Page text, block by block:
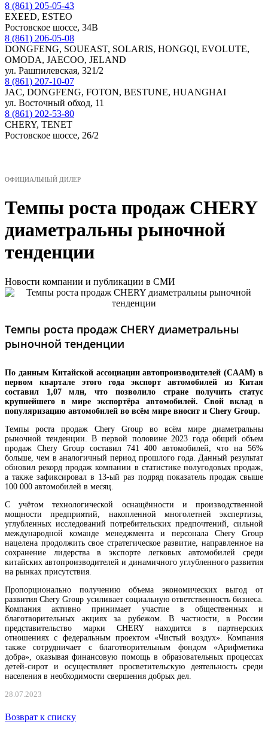
8 (861) 205-05-43
EXEED, ESTEO
Ростовское шоссе, 34В
8 (861) 206-05-08
DONGFENG, SOUEAST, SOLARIS, HONGQI, EVOLUTE,
OMODA, JAECOO, JELAND
ул. Рашпилевская, 321/2
8 (861) 207-10-07
JAC, DONGFENG, FOTON, BESTUNE, HUANGHAI
ул. Восточный обход, 11
8 (861) 202-53-80
CHERY, TENET
Ростовское шоссе, 26/2
ОФИЦИАЛЬНЫЙ ДИЛЕР
Темпы роста продаж CHERY
диаметральны рыночной
тенденции
Новости компании и публикации в СМИ
Темпы роста продаж CHERY диаметральны
рыночной тенденции
По данным Китайской ассоциации автопроизводителей (CAAM) в
первом квартале этого года экспорт автомобилей из Китая
составил 1,07 млн, что позволило стране получить статус
крупнейшего в мире экспортёра автомобилей. Свой вклад в
популяризацию автомобилей во всём мире вносит и Chery Group.
Темпы роста продаж Chery Group во всём мире диаметральны
рыночной тенденции. В первой половине 2023 года общий объем
продаж Chery Group составил 741 400 автомобилей, что на 56%
больше, чем в аналогичный период прошлого года. Данный результат
обновил рекорд продаж компании в статистике полугодовых продаж,
а также зафиксировал в 13-ый раз подряд показатель продаж свыше
100 000 автомобилей в месяц.
С учётом технологической оснащённости и производственной
мощности предприятий, накопленной многолетней экспертизы,
углубленных исследований потребительских предпочтений, сильной
международной команде менеджмента и персонала Chery Group
нацелена продолжить свое стратегическое развитие, направленное на
сохранение лидерства в экспорте легковых автомобилей среди
китайских автопроизводителей и динамичного углубленного развития
на рынках присутствия.
Пропорционально получению объема экономических выгод от
развития Chery Group усиливает социальную ответственность бизнеса.
Компания активно принимает участие в общественных и
благотворительных акциях за рубежом. В частности, в России
представительство марки CHERY
находится в партнерских
отношениях с федеральным проектом «Чистый воздух». Компания
также сотрудничает с благотворительным фондом «Арифметика
добра», оказывая финансовую помощь в образовательных процессах
детей-сирот и осуществляет просветительскую деятельность среди
населения в необходимости свершения добрых дел.
28.07.2023
Возврат к списку